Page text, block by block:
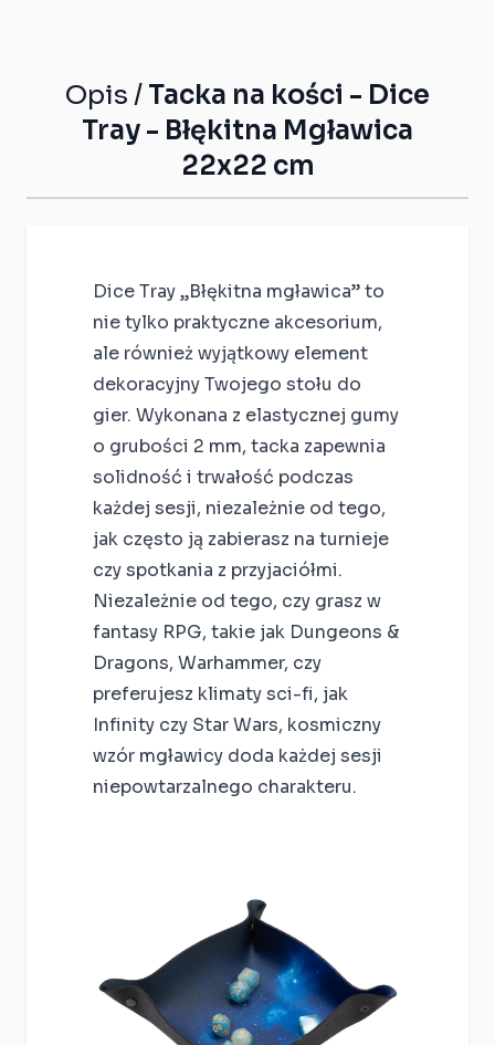
Opis / Tacka na kości - Dice
Tray - Błękitna Mgławica
22x22 cm
Dice Tray „Błękitna mgławica” to
nie tylko praktyczne akcesorium,
ale również wyjątkowy element
dekoracyjny Twojego stołu do
gier. Wykonana z elastycznej gumy
o grubości 2 mm, tacka zapewnia
solidność i trwałość podczas
każdej sesji, niezależnie od tego,
jak często ją zabierasz na turnieje
czy spotkania z przyjaciółmi.
Niezależnie od tego, czy grasz w
fantasy RPG, takie jak Dungeons &
Dragons, Warhammer, czy
preferujesz klimaty sci-fi, jak
Infinity czy Star Wars, kosmiczny
wzór mgławicy doda każdej sesji
niepowtarzalnego charakteru.